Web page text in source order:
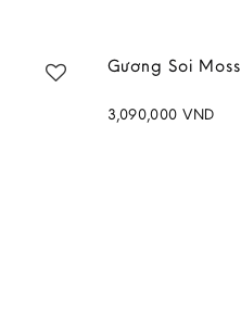
Gương Soi Moss
3,090,000 VND